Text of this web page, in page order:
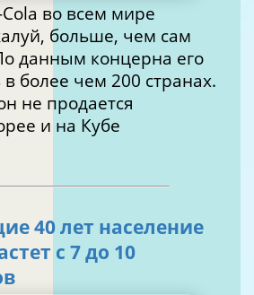
во всем мире
больше, чем сам
данным концерна его
более чем 200 странах.
не продается
и на Кубе
40 лет население
с 7 до 10